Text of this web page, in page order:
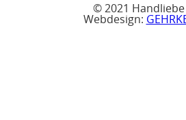
© 2021 Handliebe
Webdesign: